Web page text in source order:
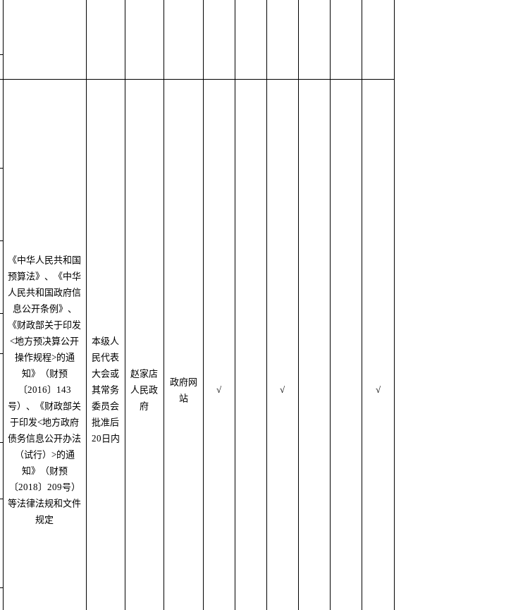
《中华人民共和国
预算法》、《中华
人民共和国政府信
息公开条例》、
《财政部关于印发
<地方预决算公开
操作规程>的通
知》（财预
〔2016〕143
号）、《财政部关
于印发<地方政府
债务信息公开办法
（试行）>的通
知》（财预
〔2018〕209号）
等法律法规和文件
规定
本级人
民代表
大会或
其常务
委员会
批准后
20日内
赵家店
人民政
府
政府网
站
√ √ √